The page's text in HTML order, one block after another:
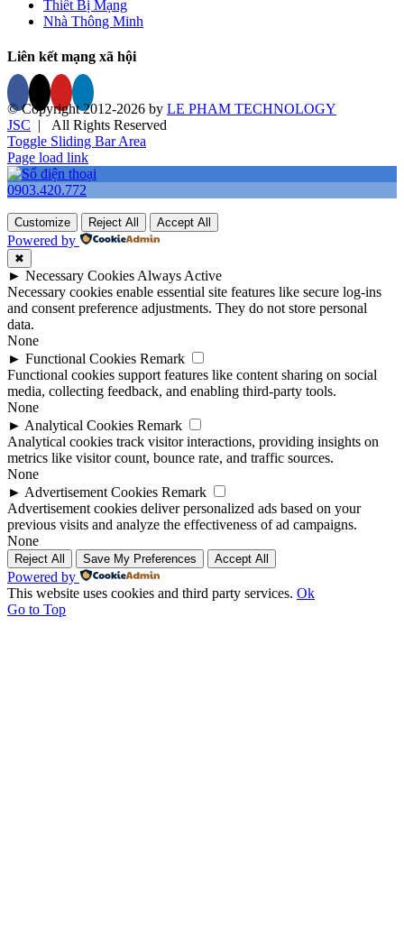
Thiết Bị Mạng
Nhà Thông Minh
Liên kết mạng xã hội
© Copyright 2012-2026 by LE PHAM TECHNOLOGY
JSC | All Rights Reserved
Toggle Sliding Bar Area
Page load link
0903.420.772
Customize Reject All Accept All
Powered by
✖
► Necessary Cookies Always Active
Necessary cookies enable essential site features like secure log-ins
and consent preference adjustments. They do not store personal
data.
None
► Functional Cookies Remark
Functional cookies support features like content sharing on social
media, collecting feedback, and enabling third-party tools.
None
► Analytical Cookies Remark
Analytical cookies track visitor interactions, providing insights on
metrics like visitor count, bounce rate, and traffic sources.
None
► Advertisement Cookies Remark
Advertisement cookies deliver personalized ads based on your
previous visits and analyze the effectiveness of ad campaigns.
None
Reject All Save My Preferences Accept All
Powered by
This website uses cookies and third party services. Ok
Go to Top